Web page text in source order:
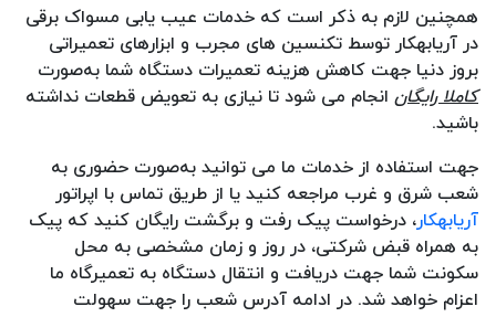
همچنین لازم به ذکر است که خدمات عیب یابی مسواک برقی
در آریابهکار توسط تکنسین های مجرب و ابزارهای تعمیراتی
بروز دنیا جهت کاهش هزینه تعمیرات دستگاه شما به‌صورت
کاملا رایگان انجام می شود تا نیازی به تعویض قطعات نداشته
باشید.
جهت استفاده از خدمات ما می توانید به‌صورت حضوری به
شعب شرق و غرب مراجعه کنید یا از طریق تماس با اپراتور
آریابهکار، درخواست پیک رفت و برگشت رایگان کنید که پیک
به همراه قبض شرکتی، در روز و زمان مشخصی به محل
سکونت شما جهت دریافت و انتقال دستگاه به تعمیرگاه ما
اعزام خواهد شد. در ادامه آدرس شعب را جهت سهولت